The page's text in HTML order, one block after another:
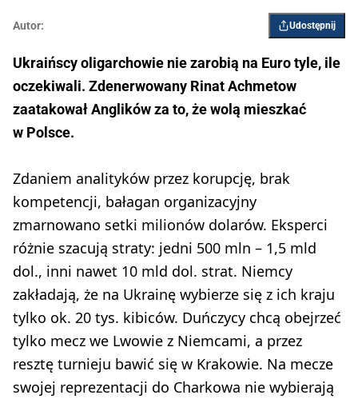
Autor: Udostępnij
Ukraińscy oligarchowie nie zarobią na Euro tyle, ile
oczekiwali. Zdenerwowany Rinat Achmetow
zaatakował Anglików za to, że wolą mieszkać
w Polsce.
Zdaniem analityków przez korupcję, brak
kompetencji, bałagan organizacyjny
zmarnowano setki milionów dolarów. Eksperci
różnie szacują straty: jedni 500 mln – 1,5 mld
dol., inni nawet 10 mld dol. strat. Niemcy
zakładają, że na Ukrainę wybierze się z ich kraju
tylko ok. 20 tys. kibiców. Duńczycy chcą obejrzeć
tylko mecz we Lwowie z Niemcami, a przez
resztę turnieju bawić się w Krakowie. Na mecze
swojej reprezentacji do Charkowa nie wybierają